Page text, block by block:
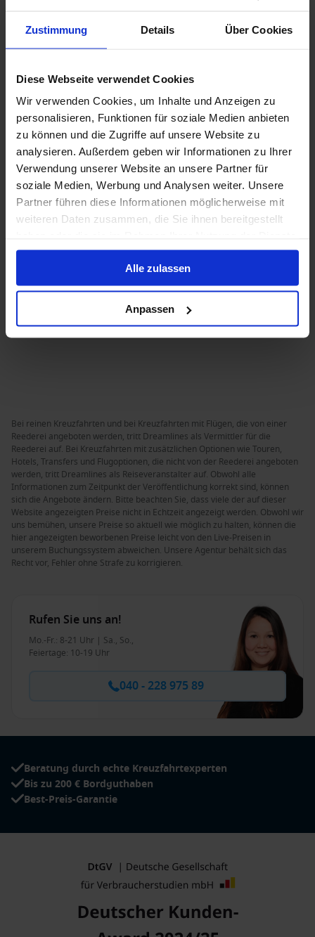
Zustimmung Details Über Cookies
Diese Webseite verwendet Cookies
Wir verwenden Cookies, um Inhalte und Anzeigen zu
personalisieren, Funktionen für soziale Medien anbieten
zu können und die Zugriffe auf unsere Website zu
analysieren. Außerdem geben wir Informationen zu Ihrer
Verwendung unserer Website an unsere Partner für
soziale Medien, Werbung und Analysen weiter. Unsere
Partner führen diese Informationen möglicherweise mit
weiteren Daten zusammen, die Sie ihnen bereitgestellt
gesammelt haben.
Alle zulassen
Anpassen
4.3/568 Bewertungen
Der Erste der InTUItion-Klasse verspricht „Wohlfühlen
neu erleben“. Spüren Sie den Wind in Ihrem Haar, die
Seeluft auf Ihrer Haut und lassen Sie den Alltag
Seemeile für Seemeile hinter sich.
Baujahr:
2025
Passagiere:
4100
Mehr erfahren
Bei reinen Kreuzfahrten und bei Kreuzfahrten mit Flügen, die von einer
Reederei angeboten werden, tritt Dreamlines als Vermittler für die
Reederei auf. Bei Kreuzfahrten mit zusätzlichen Optionen wie Touren,
Hotels, Transfers und Flugoptionen, die nicht von der Reederei angeboten
werden, tritt Dreamlines als Reiseveranstalter auf. Obwohl alle
Informationen zum Zeitpunkt der Veröffentlichung korrekt sind, können
sich die Angebote ändern. Bitte beachten Sie, dass viele der auf dieser
Website angezeigten Preise nicht in Echtzeit angezeigt werden. Obwohl wir
uns bemühen, unsere Preise so aktuell wie möglich zu halten, können die
hier angezeigten beworbenen Preise leicht von den Live-Preisen in
unserem Buchungssystem abweichen. Unsere Agentur behält sich das
Recht vor, Fehler ohne Strafe zu korrigieren.
Rufen Sie uns an!
Mo.-Fr.: 8-21 Uhr | Sa., So.,
Feiertage: 10-19 Uhr
040 - 228 975 89
Beratung durch echte Kreuzfahrtexperten
Bis zu 200 € Bordguthaben
Best-Preis-Garantie